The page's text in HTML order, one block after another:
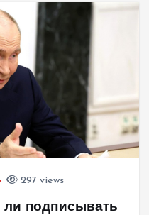
297 views
ли подписывать